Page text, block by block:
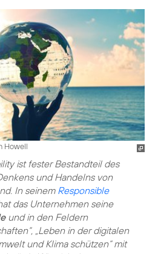
Howell
ist fester Bestandteil des
und Handelns von
In seinem Responsible
das Unternehmen seine
und in den Feldern
, „Leben in der digitalen
und Klima schützen“mit